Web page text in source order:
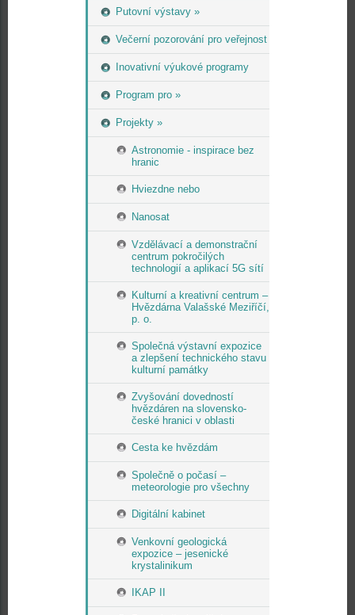
Putovní výstavy »
Večerní pozorování pro veřejnost
Inovativní výukové programy
Program pro »
Projekty »
Astronomie - inspirace bez
hranic
Hviezdne nebo
Nanosat
Vzdělávací a demonstrační
centrum pokročilých
technologií a aplikací 5G sítí
Kulturní a kreativní centrum –
Hvězdárna Valašské Meziříčí,
p. o.
Společná výstavní expozice
a zlepšení technického stavu
kulturní památky
Zvyšování dovedností
hvězdáren na slovensko-
české hranici v oblasti
Cesta ke hvězdám
Společně o počasí –
meteorologie pro všechny
Digitální kabinet
Venkovní geologická
expozice – jesenické
krystalinikum
IKAP II